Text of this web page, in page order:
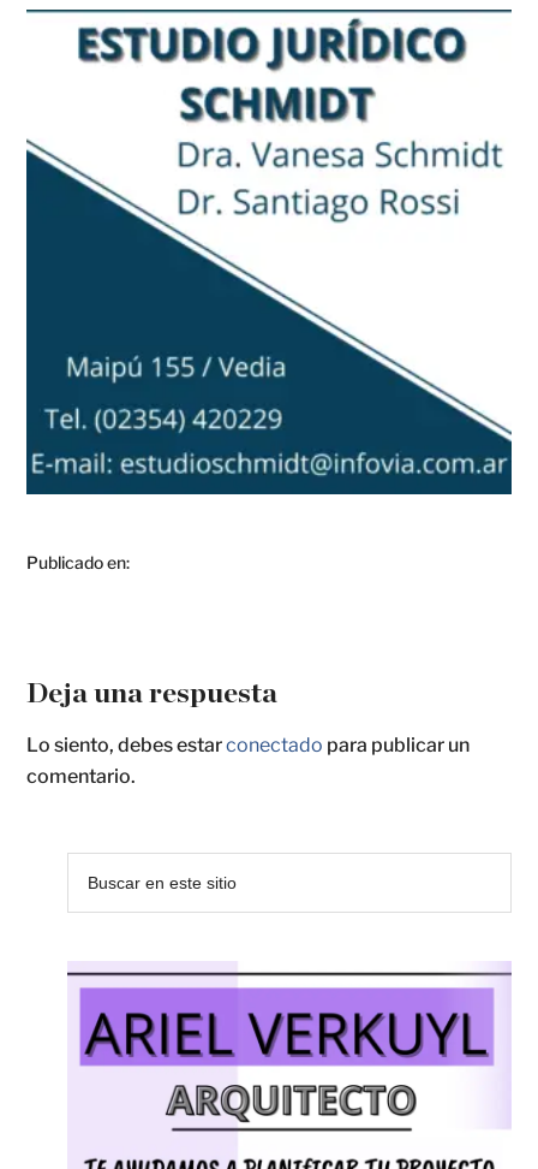
Publicado en:
Deja una respuesta
Lo siento, debes estarconectado para publicar un
comentario.